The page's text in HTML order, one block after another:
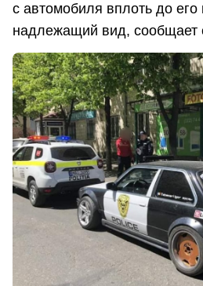
с автомобиля вплоть до
надлежащий вид, сообщает